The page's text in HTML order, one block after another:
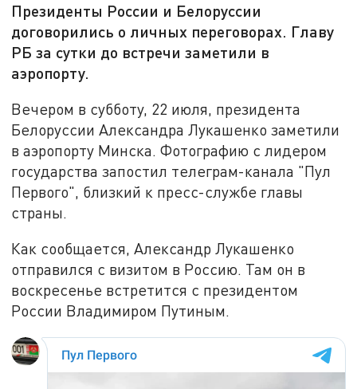
Президенты России и Белоруссии
договорились о личных переговорах. Главу
РБ за сутки до встречи заметили в
аэропорту.
Вечером в субботу, 22 июля, президента
Белоруссии Александра Лукашенко заметили
в аэропорту Минска. Фотографию с лидером
государства запостил телеграм-канала "Пул
Первого", близкий к пресс-службе главы
страны.
Как сообщается, Александр Лукашенко
отправился с визитом в Россию. Там он в
воскресенье встретится с президентом
России Владимиром Путиным.